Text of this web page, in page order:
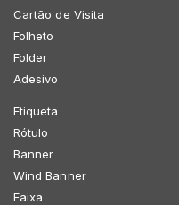
Cartão de Visita
Folheto
Folder
Adesivo
Etiqueta
Rótulo
Banner
Wind Banner
Faixa